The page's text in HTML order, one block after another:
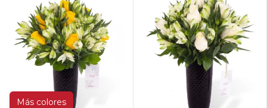
Más colores